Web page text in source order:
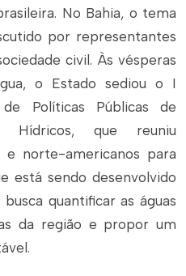
No Bahia, o tema
por representantes
civil. Às vésperas
o Estado sediou o I
Políticas Públicas de
Hídricos, que reuniu
e norte-americanos para
está sendo desenvolvido
quantificar as águas
da região e propor um